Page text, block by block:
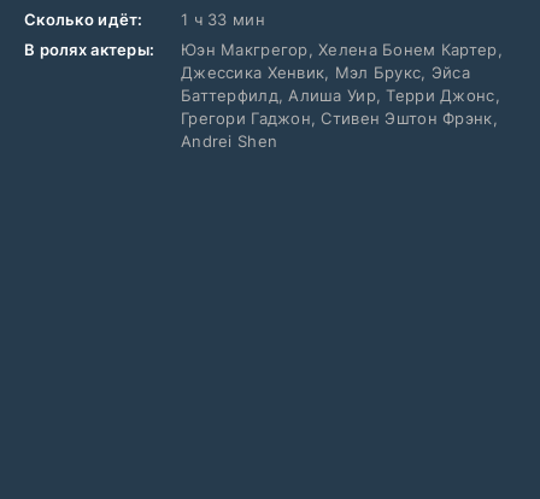
Сколько идёт:
1 ч 33 мин
В ролях актеры:
Юэн Макгрегор, Хелена Бонем Картер,
Джессика Хенвик, Мэл Брукс, Эйса
Баттерфилд, Алиша Уир, Терри Джонс,
Грегори Гаджон, Стивен Эштон Фрэнк,
Andrei Shen